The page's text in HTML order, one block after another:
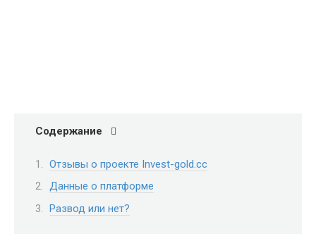
Содержание
Отзывы о проекте Invest-gold.cc
Данные о платформе
Развод или нет?